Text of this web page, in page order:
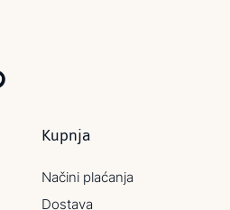
Kupnja
Načini plaćanja
Dostava